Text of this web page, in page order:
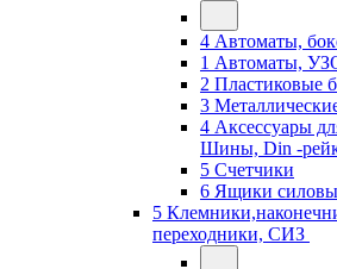
4 Автоматы,
1 Автоматы,
2 Пластиковые
3
4 Аксессуары
Шины, Din -
5 Счетчики
6 Ящики
5
переходники, СИЗ